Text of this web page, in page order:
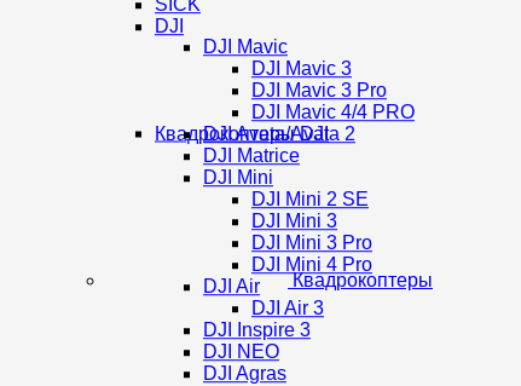
SICK
DJI
Квадрокоптеры
Квадрокоптеры DJI
DJI Mavic
DJI Mavic 3
DJI Mavic 3 Pro
DJI Mavic 4/4 PRO
DJI Avata/Avata 2
DJI Matrice
DJI Mini
DJI Mini 2 SE
DJI Mini 3
DJI Mini 3 Pro
DJI Mini 4 Pro
DJI Air
DJI Air 3
DJI Inspire 3
DJI NEO
DJI Agras